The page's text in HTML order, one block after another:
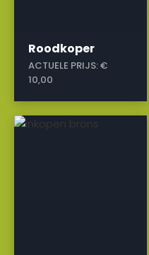
Roodkoper
ACTUELE PRIJS:€
10,00
a